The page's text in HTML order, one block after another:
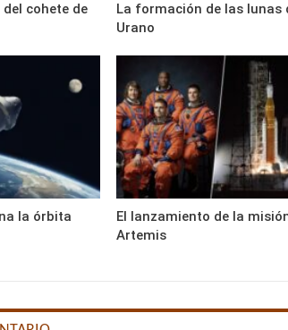
cohete de
La formación de las lunas
Urano
la órbita
El lanzamiento de la
Artemis